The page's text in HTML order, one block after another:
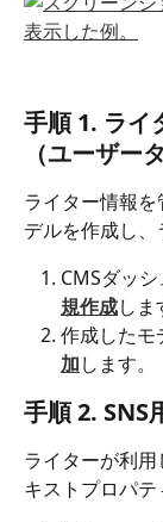
手順 1. ライ
（ユーザー
ライター情報
デルを作成し、
CMSダッシ
規作成しま
作成したモ
加します。
手順 2. SNS
ライターが利
キストプロパテ